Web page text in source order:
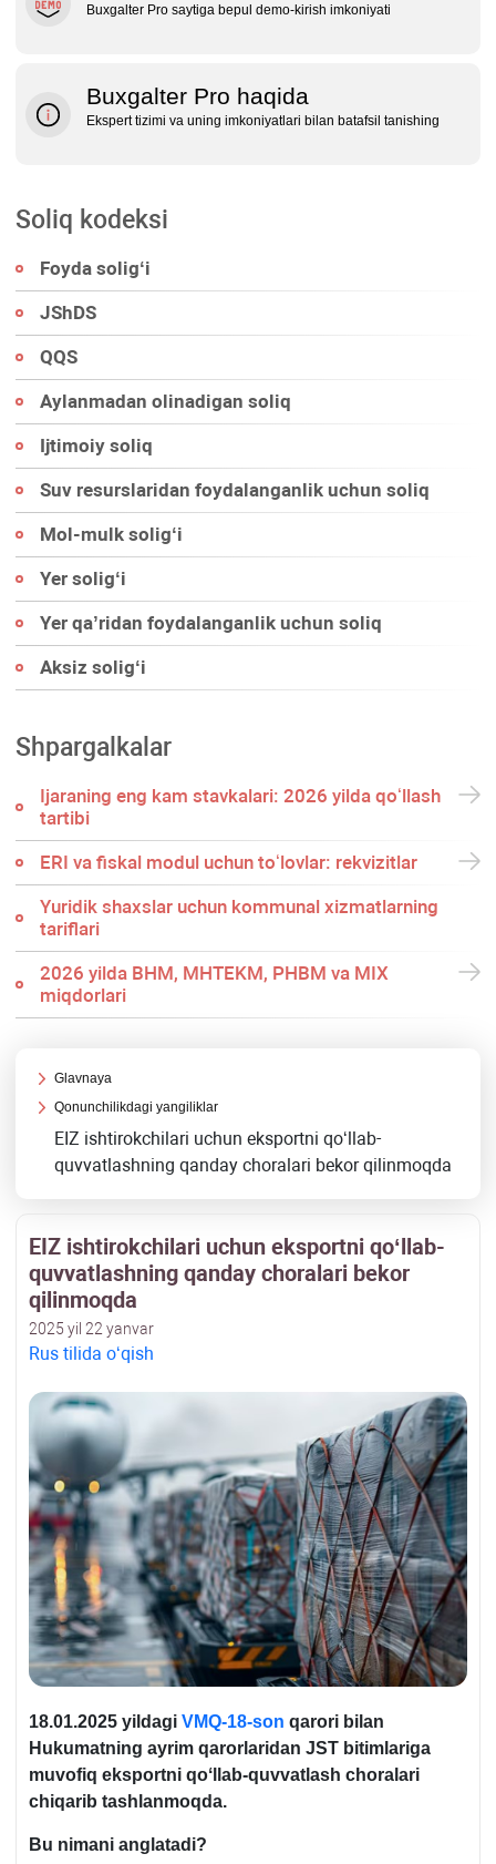
Buxgalter Pro saytiga bepul demo‑kirish imkoniyati
Buxgalter Pro haqida
Ekspert tizimi va uning imkoniyatlari bilan batafsil tanishing
Soliq kodeksi
Foyda soligʻi
JShDS
QQS
Aylanmadan olinadigan soliq
Ijtimoiy soliq
Suv resurslaridan foydalanganlik uchun soliq
Mol-mulk soligʻi
Yer soligʻi
Yer qa’ridan foydalanganlik uchun soliq
Aksiz soligʻi
Shpargalkalar
Ijaraning eng kam stavkalari: 2026 yilda qoʻllash
tartibi
ERI va fiskal modul uchun toʻlovlar: rekvizitlar
Yuridik shaхslar uchun kommunal хizmatlarning
tariflari
2026 yilda BHM, MHTEKM, PHBM va MIX
miqdorlari
Glavnaya
Qonunchilikdagi yangiliklar
EIZ ishtirokchilari uchun eksportni qoʻllab-
quvvatlashning qanday choralari bekor qilinmoqda
EIZ ishtirokchilari uchun eksportni qoʻllab-
quvvatlashning qanday choralari bekor
qilinmoqda
2025 yil 22 yanvar
Rus tilida oʻqish
18.01.2025 yildagi VMQ-18-son qarori bilan
Hukumatning ayrim qarorlaridan JST bitimlariga
muvofiq eksportni qoʻllab-quvvatlash choralari
chiqarib tashlanmoqda.
Bu nimani anglatadi?